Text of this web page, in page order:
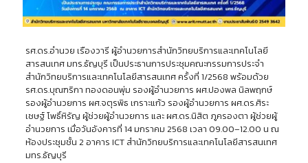
รศ.ดร.อำนวย เรืองวารี ผู้อำนวยการสำนักวิทยบริการและเทคโนโลยี
สารสนเทศ มทร.ธัญบุรี เป็นประธานการประชุมคณะกรรมการประจำ
สำนักวิทยบริการและเทคโนโลยีสารสนเทศ ครั้งที่ 1/2568 พร้อมด้วย
รศ.ดร.บุณฑริกา ทองดอนพุ่ม รองผู้อำนวยการ ผศ.ปองพล นิลพฤกษ์
รองผู้อำนวยการ ผศ.จตุรพิธ เกราะแก้ว รองผู้อำนวยการ ผศ.ดร.ศิระ
เชษฐ์ โพธิ์หิรัญ ผู้ช่วยผู้อำนวยการ และ ผศ.ดร.นิสิต ภูครองตา ผู้ช่วยผู้
อำนวยการ เมื่อวันอังคารที่ 14 มกราคม 2568 เวลา 09.00–12.00 น ณ
ห้องประชุมชั้น 2 อาคาร ICT สำนักวิทยบริการและเทคโนโลยีสารสนเทศ
มทร.ธัญบุรี